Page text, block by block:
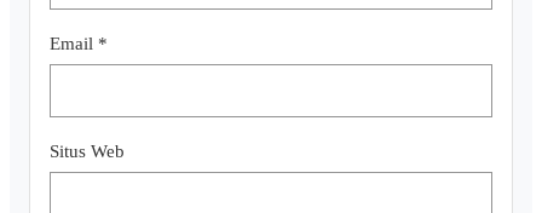
Email *
Situs Web